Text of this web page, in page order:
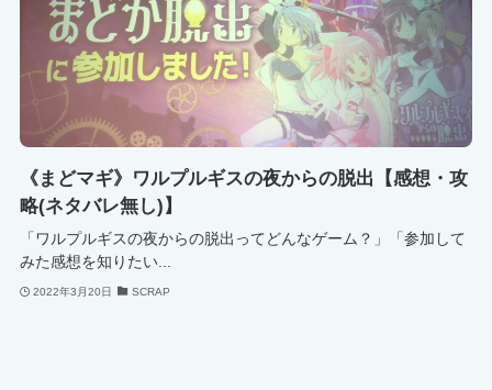
《まどマギ》ワルプルギスの夜からの脱出【感想・攻
略(ネタバレ無し)】
「ワルプルギスの夜からの脱出ってどんなゲーム？」「参加して
みた感想を知りたい...
2022年3月20日 SCRAP